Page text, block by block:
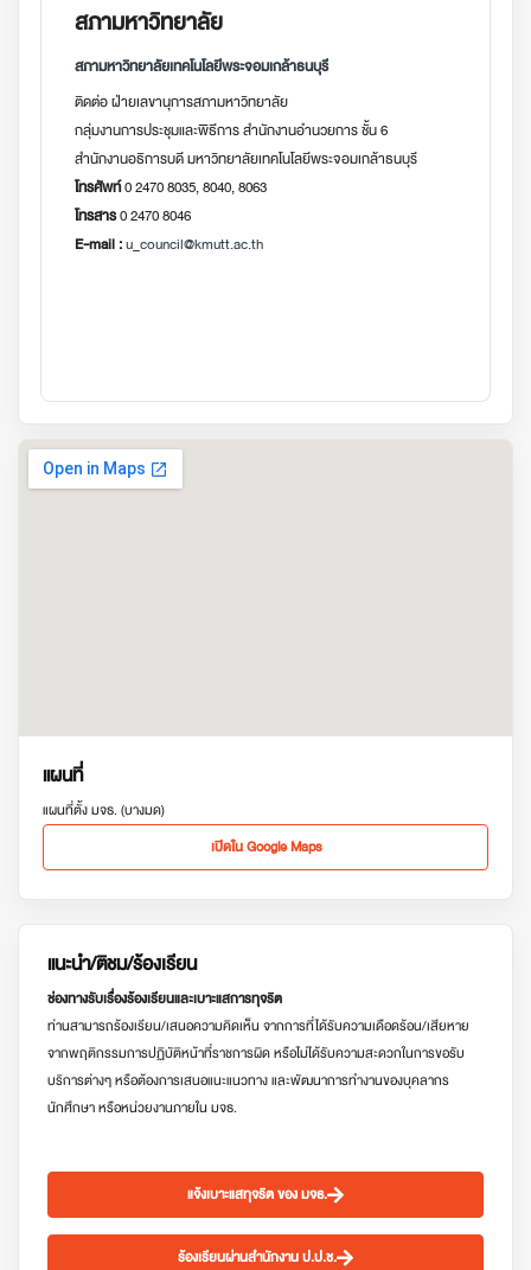
สภามหาวิทยาลัย
สภามหาวิทยาลัยเทคโนโลยีพระจอมเกล้าธนบุรี
ติดต่อ ฝ่ายเลขานุการสภามหาวิทยาลัย
กลุ่มงานการประชุมและพิธีการ สำนักงานอำนวยการ ชั้น 6
สำนักงานอธิการบดี มหาวิทยาลัยเทคโนโลยีพระจอมเกล้าธนบุรี
โทรศัพท์0 2470 8035, 8040, 8063
โทรสาร0 2470 8046
E-mail :u_council@kmutt.ac.th
แผนที่
แผนที่ตั้ง มจธ. (บางมด)
เปิดใน Google Maps
แนะนำ/ติชม/ร้องเรียน
ช่องทางรับเรื่องร้องเรียนและเบาะแสการทุจริต
ท่านสามารถร้องเรียน/เสนอความคิดเห็น จากการที่ได้รับความเดือดร้อน/เสียหาย
จากพฤติกรรมการปฏิบัติหน้าที่ราชการผิด หรือไม่ได้รับความสะดวกในการขอรับ
บริการต่างๆ หรือต้องการเสนอแนะแนวทาง และพัฒนาการทำงานของบุคลากร
นักศึกษา หรือหน่วยงานภายใน มจธ.
แจ้งเบาะแสทุจริต ของ มจธ.
ร้องเรียนผ่านสำนักงาน ป.ป.ช.